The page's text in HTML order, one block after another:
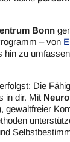
Bonn
– von
hin zu
Die
in dir. Mit
, gewaltfreier